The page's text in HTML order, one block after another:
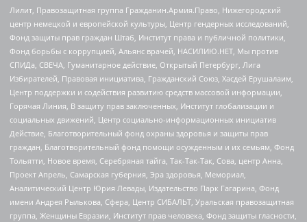
Лилит, Правозащитная группа Гражданин.Армия.Право, Нижегородский
центр немецкой и европейской культуры, Центр гендерных исследований,
Фонд защиты прав граждан Штаб, Институт права и публичной политики,
Фонд борьбы с коррупцией, Альянс врачей, НАСИЛИЮ.НЕТ, Мы против
СПИДа, СВЕЧА, Гуманитарное действие, Открытый Петербург, Лига
Избирателей, Правовая инициатива, Гражданский Союз, Хасдей Ерушалаим,
Центр поддержки и содействия развитию средств массовой информации,
Горячая Линия, В защиту прав заключенных, Институт глобализации и
социальных движений, Центр социально-информационных инициатив
Действие, Благотворительный фонд охраны здоровья и защиты прав
граждан, Благотворительный фонд помощи осужденным и их семьям, Фонд
Тольятти, Новое время, Серебряная тайга, Так-Так-Так, Сова, центр Анна,
Проект Апрель, Самарская губерния, Эра здоровья, Мемориал,
Аналитический Центр Юрия Левады, Издательство Парк Гагарина, Фонд
имени Андрея Рылькова, Сфера, Центр СИБАЛЬТ, Уральская правозащитная
группа, Женщины Евразии, Институт прав человека, Фонд защиты гласности,